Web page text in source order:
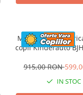
Motocicleta
copii Kinderauto
915,00 RON
IN STOC